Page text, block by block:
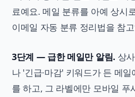
료예요. 메일 분류를 아예 상시
이메일 자동 분류 정리법을 참
3단계 — 급한 메일만 알림. 상
나 '긴급·마감' 키워드가 든 메일
를 하고, 그 라벨에만 모바일 푸